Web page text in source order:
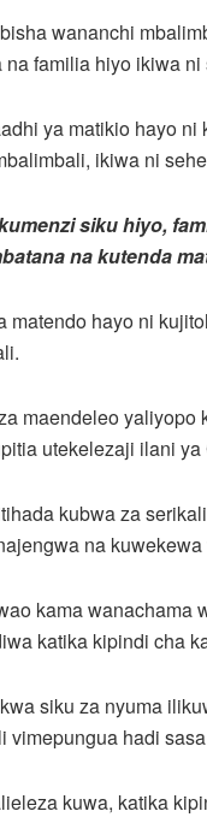
wananchi
na familia hiyo ikiwa
ya matikio hayo ni
ikiwa ni
siku hiyo,
na kutenda
matendo hayo ni
maendeleo yaliyopo
utekelezaji ilani ya
kubwa za
na
kama wanachama
katika kipindi cha
siku za nyuma
vimepungua hadi
kuwa, katika